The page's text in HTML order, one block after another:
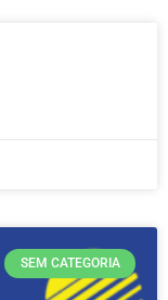
SEM CATEGORIA